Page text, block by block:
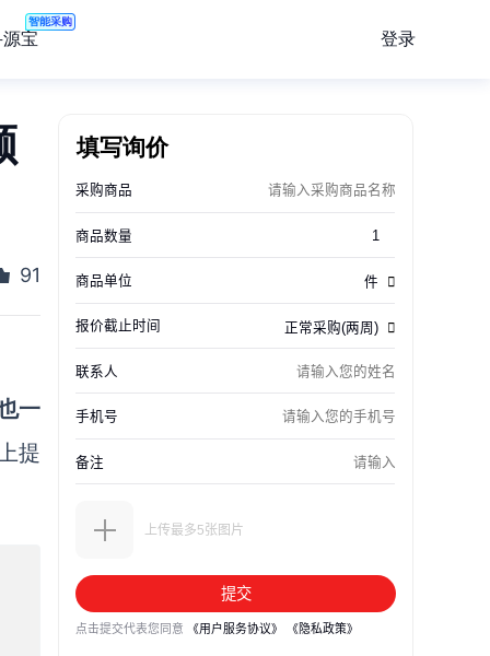
宝
智能采购
登录
91
一
提
填写询价